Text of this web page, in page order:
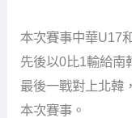
本次賽事中華U17
先後以0比1輸給南
最後一戰對上北韓
本次賽事。